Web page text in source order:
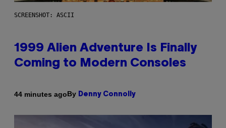
SCREENSHOT: ASCII
1999 Alien Adventure Is Finally
Coming to Modern Consoles
44 minutes agoBy Denny Connolly